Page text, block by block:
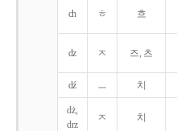
ch ㅎ 흐
dz ㅈ 즈, 츠
dź ㅡ 치
dż,
drz
ㅈ 치